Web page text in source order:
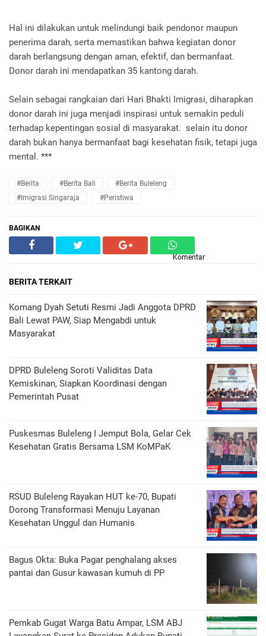
Hal ini dilakukan untuk melindungi baik pendonor maupun
penerima darah, serta memastikan bahwa kegiatan donor
darah berlangsung dengan aman, efektif, dan bermanfaat.
Donor darah ini mendapatkan 35 kantong darah.
Selain sebagai rangkaian dari Hari Bhakti Imigrasi, diharapkan
donor darah ini juga menjadi inspirasi untuk semakin peduli
terhadap kepentingan sosial di masyarakat. selain itu donor
darah bukan hanya bermanfaat bagi kesehatan fisik, tetapi juga
mental. ***
#Berita #Berita Bali
#Berita Buleleng
#Imigrasi Singaraja
#Peristiwa
BAGIKAN
Komentar
BERITA TERKAIT
Komang Dyah Setuti Resmi Jadi Anggota DPRD
Bali Lewat PAW, Siap Mengabdi untuk
Masyarakat
DPRD Buleleng Soroti Validitas Data
Kemiskinan, Siapkan Koordinasi dengan
Pemerintah Pusat
Puskesmas Buleleng I Jemput Bola, Gelar Cek
Kesehatan Gratis Bersama LSM KoMPaK
RSUD Buleleng Rayakan HUT ke-70, Bupati
Dorong Transformasi Menuju Layanan
Kesehatan Unggul dan Humanis
Bagus Okta: Buka Pagar penghalang akses
pantai dan Gusur kawasan kumuh di PP
Pemkab Gugat Warga Batu Ampar, LSM ABJ